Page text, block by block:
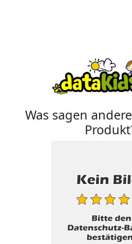
Was sagen